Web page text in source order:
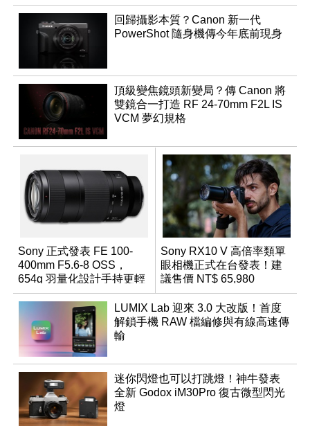
回歸攝影本質？Canon 新一代
PowerShot 隨身機傳今年底前現身
頂級變焦鏡頭新變局？傳 Canon 將
雙鏡合一打造 RF 24-70mm F2L IS
VCM 夢幻規格
Sony 正式發表 FE 100-
400mm F5.6-8 OSS，
654g 羽量化設計手持更輕
鬆
Sony RX10 V 高倍率類單
眼相機正式在台發表！建
議售價 NT$ 65,980
LUMIX Lab 迎來 3.0 大改版！首度
解鎖手機 RAW 檔編修與有線高速傳
輸
迷你閃燈也可以打跳燈！神牛發表
全新 Godox iM30Pro 復古微型閃光
燈